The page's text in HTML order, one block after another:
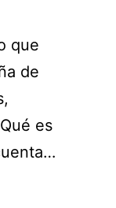
que
de
es